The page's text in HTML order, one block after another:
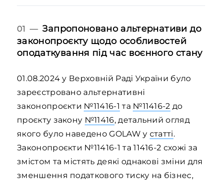
01 —Запропоновано альтернативи до
законопроєкту щодо особливостей
оподаткування під час воєнного стану
01.08.2024 у Верховній Раді України було
зареєстровано альтернативні
законопроєкти №11416-1 та №11416-2 до
проєкту закону №11416, детальний огляд
якого було наведено GOLAW у статті.
Законопроєкти №11416-1 та 11416-2 схожі за
змістом та містять деякі однакові зміни для
зменшення податкового тиску на бізнес,